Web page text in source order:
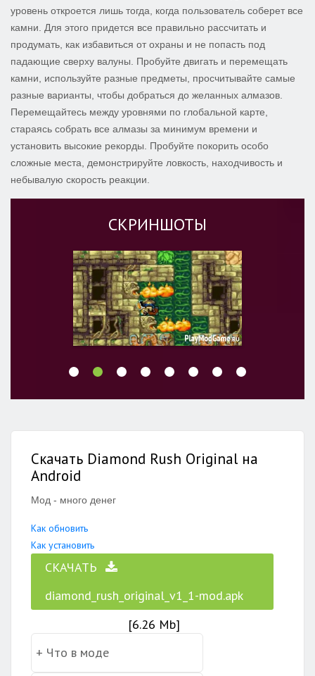
уровень откроется лишь тогда, когда пользователь соберет все
камни. Для этого придется все правильно рассчитать и
продумать, как избавиться от охраны и не попасть под
падающие сверху валуны. Пробуйте двигать и перемещать
камни, используйте разные предметы, просчитывайте самые
разные варианты, чтобы добраться до желанных алмазов.
Перемещайтесь между уровнями по глобальной карте,
стараясь собрать все алмазы за минимум времени и
установить высокие рекорды. Пробуйте покорить особо
сложные места, демонстрируйте ловкость, находчивость и
небывалую скорость реакции.
СКРИНШОТЫ
Скачать Diamond Rush Original на
Android
Мод - много денег
Как обновить
Как установить
СКАЧАТЬ
diamond_rush_original_v1_1-mod.apk
[6.26 Mb]